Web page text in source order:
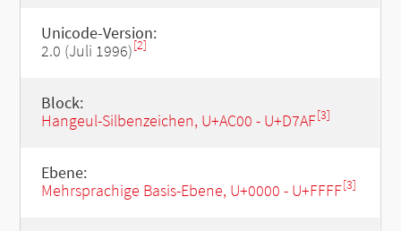
Unicode-Version:
2.0 (Juli 1996)[2]
Block:
Hangeul-Silbenzeichen, U+AC00 - U+D7AF[3]
Ebene:
Mehrsprachige Basis-Ebene, U+0000 - U+FFFF[3]